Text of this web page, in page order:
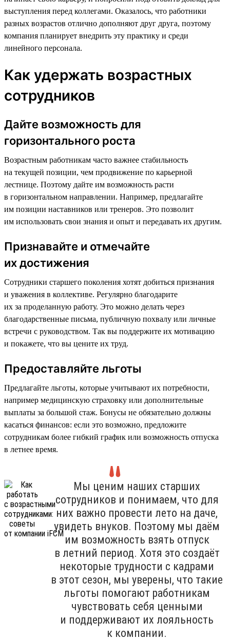
выступления перед коллегами. Оказалось, что работники
разных возрастов отлично дополняют друг друга, поэтому
компания планирует внедрить эту практику и среди
линейного персонала.
Как удержать возрастных
сотрудников
Дайте возможность для
горизонтального роста
Возрастным работникам часто важнее стабильность
на текущей позиции, чем продвижение по карьерной
лестнице. Поэтому дайте им возможность расти
в горизонтальном направлении. Например, предлагайте
им позиции наставников или тренеров. Это позволит
им использовать свои знания и опыт и передавать их другим.
Признавайте и отмечайте
их достижения
Сотрудники старшего поколения хотят добиться признания
и уважения в коллективе. Регулярно благодарите
их за проделанную работу. Это можно делать через
благодарственные письма, публичную похвалу или личные
встречи с руководством. Так вы поддержите их мотивацию
и покажете, что вы цените их труд.
Предоставляйте льготы
Предлагайте льготы, которые учитывают их потребности,
например медицинскую страховку или дополнительные
выплаты за большой стаж. Бонусы не обязательно должны
касаться финансов: если это возможно, предложите
сотрудникам более гибкий график или возможность отпуска
в летнее время.
Мы ценим наших старших
сотрудников и понимаем, что для
них важно провести лето на даче,
увидеть внуков. Поэтому мы даём
им возможность взять отпуск
в летний период. Хотя это создаёт
некоторые трудности с кадрами
в этот сезон, мы уверены, что такие
льготы помогают работникам
чувствовать себя ценными
и поддерживают их лояльность
к компании.